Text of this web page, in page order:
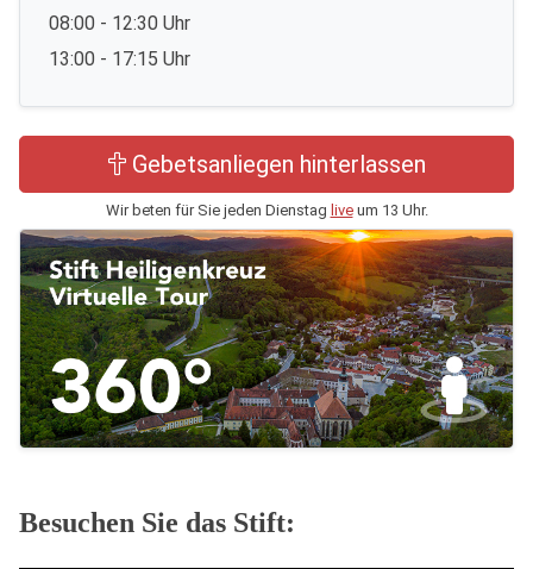
08:00 - 12:30 Uhr
13:00 - 17:15 Uhr
Gebetsanliegen hinterlassen
Wir beten für Sie jeden Dienstag liveum 13 Uhr.
Besuchen Sie das Stift: